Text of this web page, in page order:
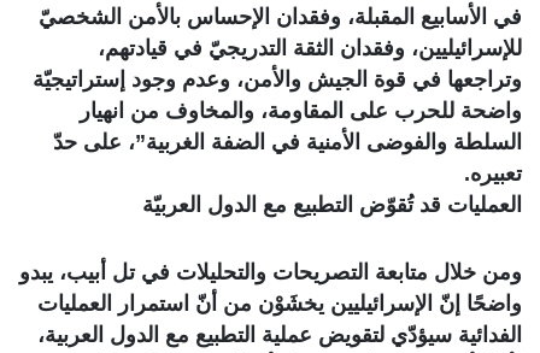
في الأسابيع المقبلة، وفقدان الإحساس بالأمن الشخصيّ
للإسرائيليين، وفقدان الثقة التدريجيّ في قيادتهم،
وتراجعها في قوة الجيش والأمن، وعدم وجود إستراتيجيّة
واضحة للحرب على المقاومة، والمخاوف من انهيار
السلطة والفوضى الأمنية في الضفة الغربية”، على حدّ
تعبيره.
العمليات قد تُقوّض التطبيع مع الدول العربيّة
ومن خلال متابعة التصريحات والتحليلات في تل أبيب، يبدو
واضحًا إنّ الإسرائيليين يخشَوْن من أنّ استمرار العمليات
الفدائية سيؤدّي لتقويض عملية التطبيع مع الدول العربية،